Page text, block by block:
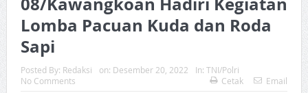
Lomba Pacuan Kuda dan Roda
Sapi
Posted By: Redaksi on: Desember 20, 2022 In: TNI/Polri
No Comments
Cetak Email